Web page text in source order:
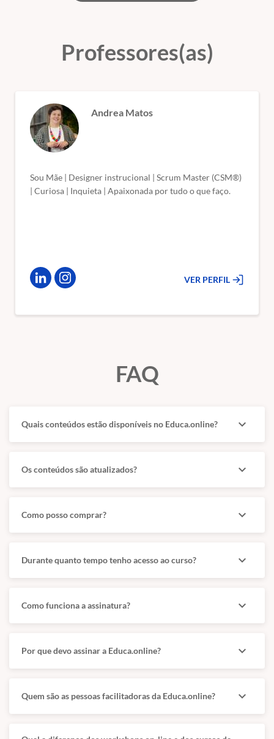
Professores(as)
Andrea Matos
Sou Mãe | Designer instrucional | Scrum Master (CSM®)
| Curiosa | Inquieta | Apaixonada por tudo o que faço.
VER PERFIL
FAQ
Quais conteúdos estão disponíveis no Educa.online? expand_more
Os conteúdos são atualizados? expand_more
Como posso comprar? expand_more
Durante quanto tempo tenho acesso ao curso? expand_more
Como funciona a assinatura? expand_more
Por que devo assinar a Educa.online? expand_more
Quem são as pessoas facilitadoras da Educa.online? expand_more